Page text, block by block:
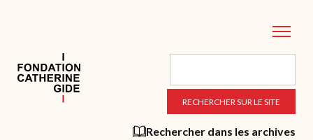
principal
Rechercher dans les archives